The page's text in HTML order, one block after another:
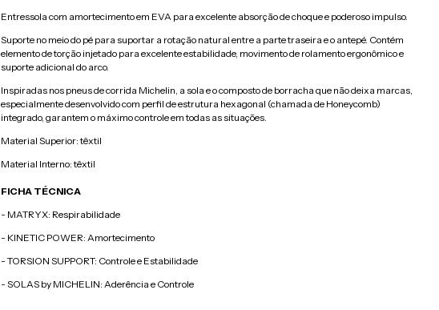
Entressola com amortecimento em EVA para excelente absorção de choque e poderoso impulso.
Suporte no meio do pé para suportar a rotação natural entre a parte traseira e o antepé. Contém
elemento de torção injetado para excelente estabilidade, movimento de rolamento ergonômico e
suporte adicional do arco.
Inspiradas nos pneus de corrida Michelin, a sola e o composto de borracha que não deixa marcas,
especialmente desenvolvido com perfil de estrutura hexagonal (chamada de Honeycomb)
integrado, garantem o máximo controle em todas as situações.
Material Superior: têxtil
Material Interno: têxtil
FICHA TÉCNICA
- MATRYX: Respirabilidade
- KINETIC POWER: Amortecimento
- TORSION SUPPORT: Controle e Estabilidade
- SOLAS by MICHELIN: Aderência e Controle